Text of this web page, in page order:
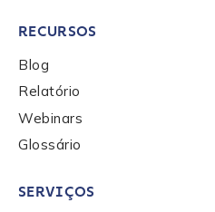
RECURSOS
Blog
Relatório
Webinars
Glossário
SERVIÇOS